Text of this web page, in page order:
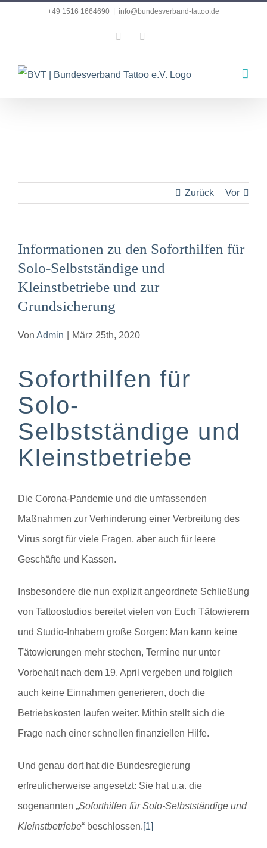
+49 1516 1664690 info@bundesverband-tattoo.de
Facebook
Zurück Vor
Informationen zu den Soforthilfen für
Solo-Selbstständige und
Kleinstbetriebe und zur
Grundsicherung
Von Admin März 25th, 2020
Soforthilfen für
Solo-
Selbstständige und
Kleinstbetriebe
Die Corona-Pandemie und die umfassenden
Maßnahmen zur Verhinderung einer Verbreitung des
Virus sorgt für viele Fragen, aber auch für leere
Geschäfte und Kassen.
Insbesondere die nun explizit angeordnete Schließung
von Tattoostudios bereitet vielen von Euch Tätowierern
und Studio-Inhabern große Sorgen: Man kann keine
Tätowierungen mehr stechen, Termine nur unter
Vorbehalt nach dem 19. April vergeben und folglich
auch keine Einnahmen generieren, doch die
Betriebskosten laufen weiter. Mithin stellt sich die
Frage nach einer schnellen finanziellen Hilfe.
Und genau dort hat die Bundesregierung
erfreulicherweise angesetzt: Sie hat u.a. die
sogenannten „Soforthilfen für Solo-Selbstständige und
Kleinstbetriebe“ beschlossen.[1]